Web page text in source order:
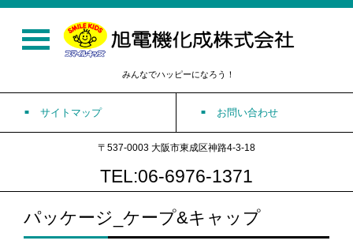
みんなでハッピーになろう！
サイトマップ お問い合わせ
〒537-0003 大阪市東成区神路4-3-18
TEL:06-6976-1371
パッケージ_ケープ&キャップ